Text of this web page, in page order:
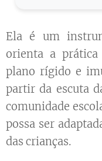
Ela é um
orienta a
plano rígido e
partir da escuta
comunidade
possa ser
das crianças.